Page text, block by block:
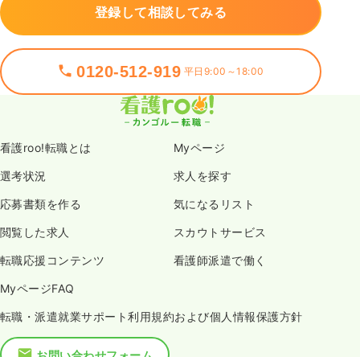
登録して相談してみる
0120-512-919 平日9:00～18:00
看護roo!転職とは Myページ
選考状況 求人を探す
応募書類を作る 気になるリスト
閲覧した求人 スカウトサービス
転職応援コンテンツ 看護師派遣で働く
MyページFAQ
転職・派遣就業サポート利用規約および個人情報保護方針